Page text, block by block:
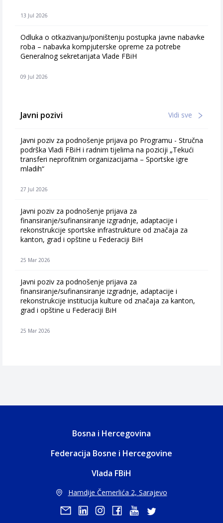
13 Jul 2026
Odluka o otkazivanju/poništenju postupka javne nabavke
roba – nabavka kompjuterske opreme za potrebe
Generalnog sekretarijata Vlade FBiH
09 Jul 2026
Javni pozivi Vidi sve
Javni poziv za podnošenje prijava po Programu - Stručna
podrška Vladi FBiH i radnim tijelima na poziciji „Tekući
transferi neprofitnim organizacijama – Sportske igre
mladih“
27 Jul 2026
Javni poziv za podnošenje prijava za
finansiranje/sufinansiranje izgradnje, adaptacije i
rekonstrukcije sportske infrastrukture od značaja za
kanton, grad i opštine u Federaciji BiH
25 Mar 2026
Javni poziv za podnošenje prijava za
finansiranje/sufinansiranje izgradnje, adaptacije i
rekonstrukcije institucija kulture od značaja za kanton,
grad i opštine u Federaciji BiH
25 Mar 2026
Bosna i Hercegovina
Federacija Bosne i Hercegovine
Vlada FBiH
Hamdije Čemerlića 2, Sarajevo